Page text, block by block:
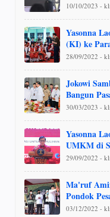
10/10/2023 -
Yasonna
(KI) ke
28/09/2022 -
Jokowi
Bangun
30/03/2023 -
Yasonna
UMKM di
29/09/2022 -
Ma'ruf
Pondok
03/12/2022 -